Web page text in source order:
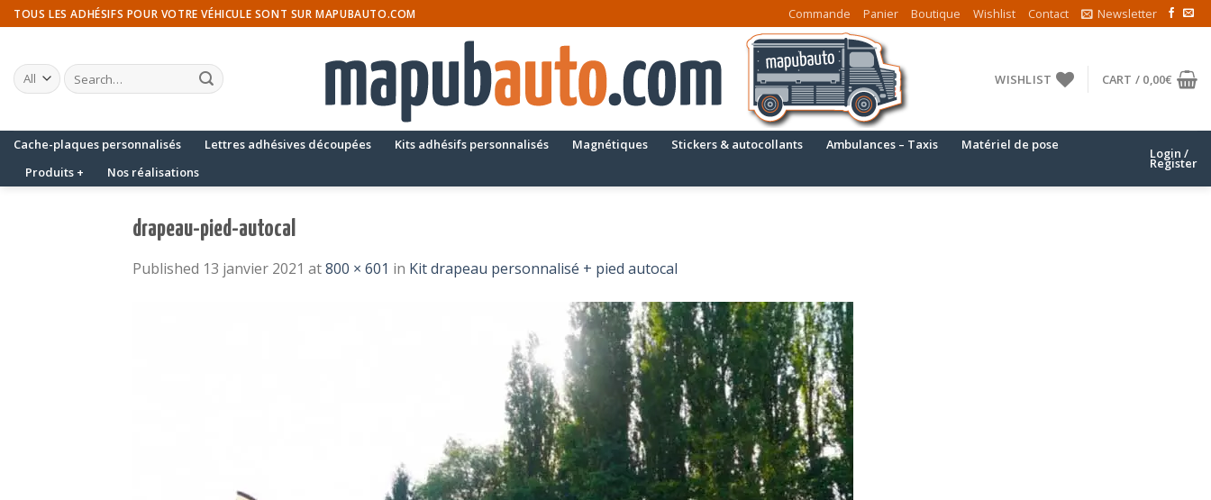
Skip
to
TOUS LES ADHÉSIFS POUR VOTRE VÉHICULE SONT SUR MAPUBAUTO.COM Commande Panier Boutique Wishlist Contact Newsletter
Search
for:
WISHLIST CART / 0,00€
Cache-plaques personnalisés Lettres adhésives découpées Kits adhésifs personnalisés Magnétiques Stickers & autocollants Ambulances – Taxis
Matériel de pose
Produits +
Nos réalisations
Login /
Register
drapeau-pied-autocal
Published 13 janvier 2021 at800 × 601 in Kit drapeau personnalisé + pied autocal